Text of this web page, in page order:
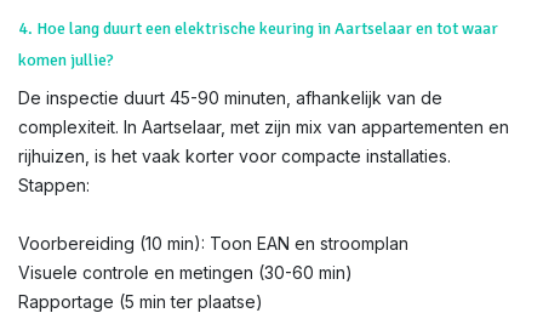
4. Hoe lang duurt een elektrische keuring in Aartselaar en tot waar
komen jullie?
De inspectie duurt 45-90 minuten, afhankelijk van de
complexiteit. In Aartselaar, met zijn mix van appartementen en
rijhuizen, is het vaak korter voor compacte installaties.
Stappen:
Voorbereiding (10 min): Toon EAN en stroomplan
Visuele controle en metingen (30-60 min)
Rapportage (5 min ter plaatse)